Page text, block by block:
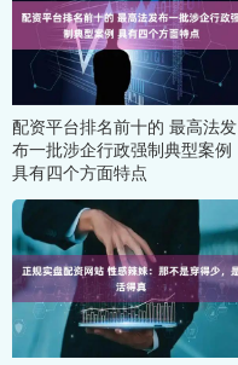
配资平台排名前十的 最高法发
布一批涉企行政强制典型案例
具有四个方面特点